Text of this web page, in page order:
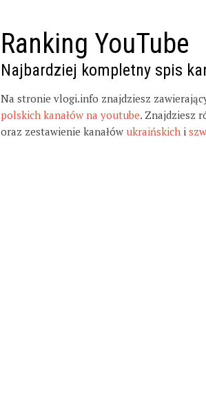
Ranking YouTube
Najbardziej kompletny spis
Na stronie vlogi.info znajdziesz
polskich kanałów na youtube. Znajdziesz
oraz zestawienie kanałów ukraińskich i